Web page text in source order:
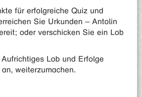
für erfolgreiche Quiz und
Sie Urkunden – Antolin
oder verschicken Sie ein Lob
Lob und Erfolge
weiterzumachen.